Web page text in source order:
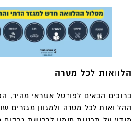
הלוואות לכל מטרה
ברוכים הבאים לפורטל אשראי מהיר,
ההלוואות לכל מטרה ולמגוון מגזרים